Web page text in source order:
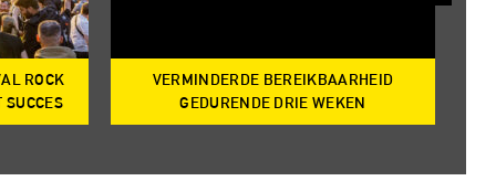
ROCK
SUCCES
VERMINDERDE BEREIKBAARHEID
GEDURENDE DRIE WEKEN